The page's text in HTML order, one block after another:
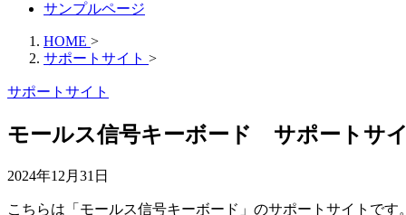
サンプルページ
HOME >
サポートサイト >
サポートサイト
モールス信号キーボード サポートサ
2024年12月31日
こちらは「モールス信号キーボード」のサポートサイトです